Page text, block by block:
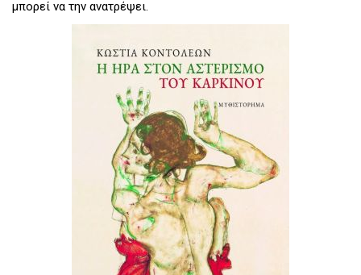
μπορεί να την ανατρέψει.